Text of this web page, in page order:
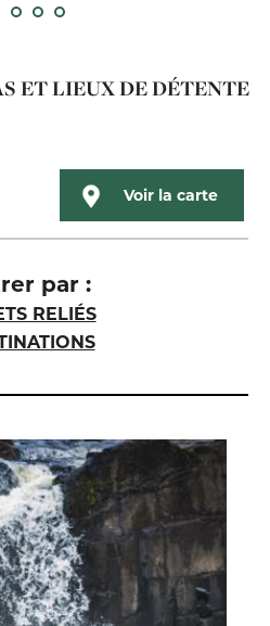
ET LIEUX DE DÉTENTE
Voir la carte
par :
RELIÉS